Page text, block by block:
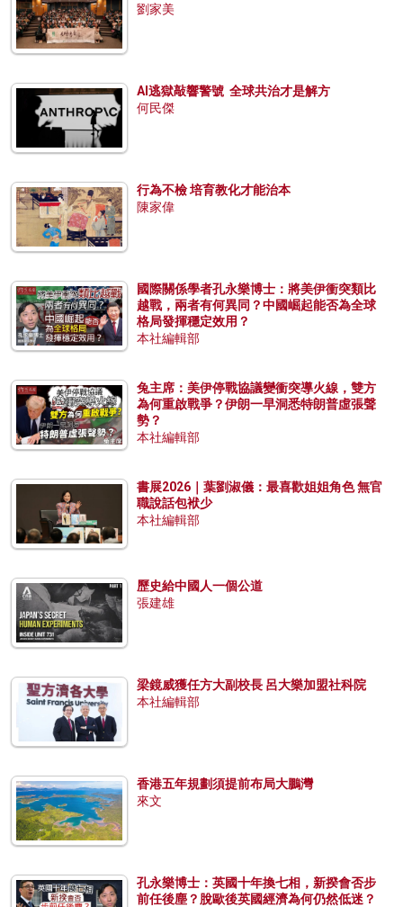
劉家美
AI逃獄敲響警號 全球共治才是解方
何民傑
行為不檢 培育教化才能治本
陳家偉
國際關係學者孔永樂博士：將美伊衝突類比
越戰，兩者有何異同？中國崛起能否為全球
格局發揮穩定效用？
本社編輯部
兔主席：美伊停戰協議變衝突導火線，雙方
為何重啟戰爭？伊朗一早洞悉特朗普虛張聲
勢？
本社編輯部
書展2026｜葉劉淑儀：最喜歡姐姐角色 無官
職說話包袱少
本社編輯部
歷史給中國人一個公道
張建雄
梁鏡威獲任方大副校長 呂大樂加盟社科院
本社編輯部
香港五年規劃須提前布局大鵬灣
來文
孔永樂博士：英國十年換七相，新揆會否步
前任後塵？脫歐後英國經濟為何仍然低迷？